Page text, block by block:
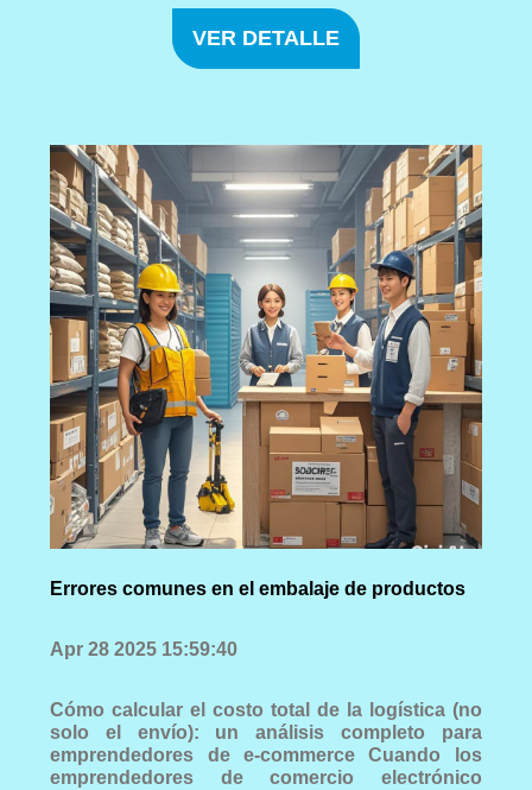
VER DETALLE
Errores comunes en el embalaje de productos
Apr 28 2025 15:59:40
Cómo calcular el costo total de la logística (no
solo el envío): un análisis completo para
emprendedores de e-commerce Cuando los
emprendedores de comercio electrónico